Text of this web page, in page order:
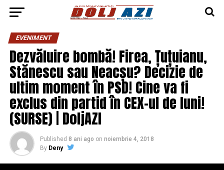
EVENIMENT
Dezvăluire bombă! Firea, Țuțuianu,
Stănescu sau Neacșu? Decizie de
ultim moment în PSD! Cine va fi
exclus din partid în CEX-ul de luni!
(SURSE) | DoljAZI
Published 8 ani ago on noiembrie 4, 2018
By Deny